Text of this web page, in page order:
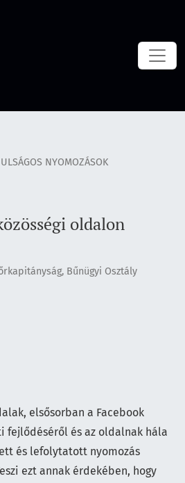
NYOMOZÁSOK
oldalon
Bűnügyi Osztály
elsősorban a Facebook
fejlődéséről és az oldalnak hála
és lefolytatott nyomozás
ezt annak érdekében, hogy